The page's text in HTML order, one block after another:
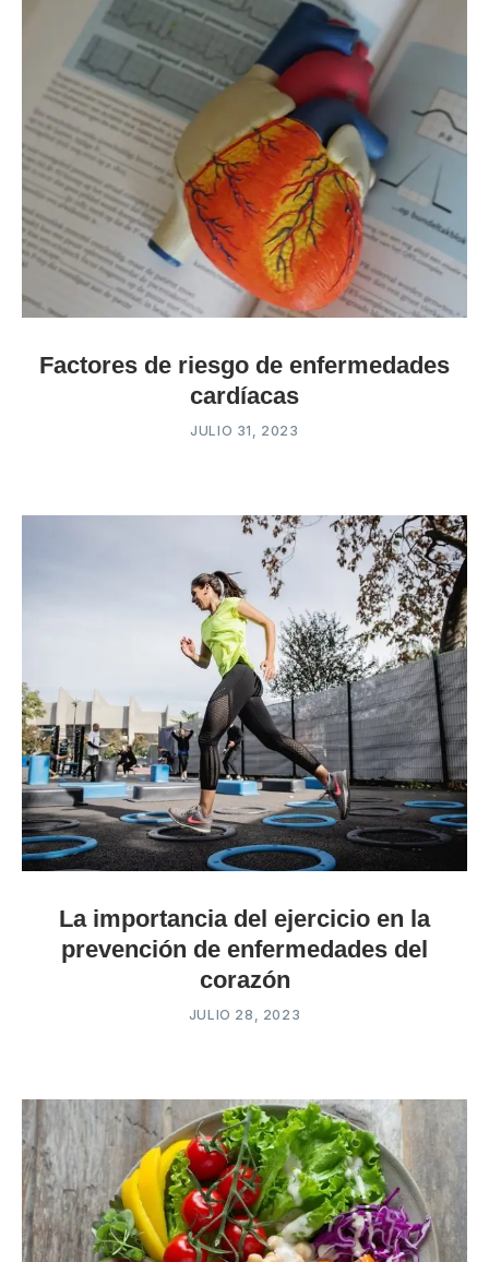
Factores de riesgo de enfermedades
cardíacas
JULIO 31, 2023
La importancia del ejercicio en la
prevención de enfermedades del
corazón
JULIO 28, 2023